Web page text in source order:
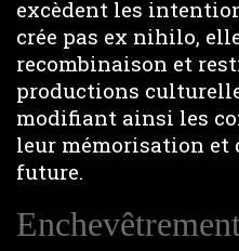
excèdent les
crée pas ex nihilo,
recombinaison et
productions
modifiant ainsi les
leur mémorisation et
future.